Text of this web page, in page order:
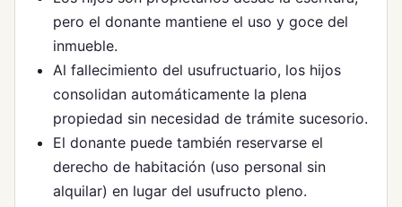
pero el donante mantiene el uso y goce del
inmueble.
Al fallecimiento del usufructuario, los hijos
consolidan automáticamente la plena
propiedad sin necesidad de trámite sucesorio.
El donante puede también reservarse el
derecho de habitación (uso personal sin
alquilar) en lugar del usufructo pleno.